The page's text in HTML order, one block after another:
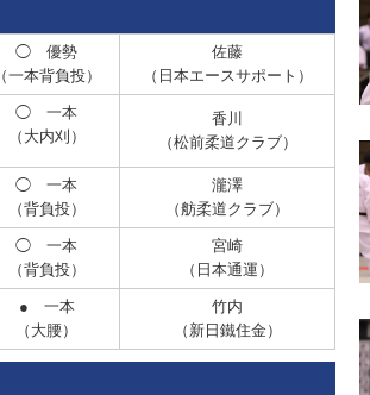
◯ 優勢
（一本背負投）
佐藤
（日本エースサポート）
◯ 一本
（大内刈）
香川
（松前柔道クラブ）
◯ 一本
（背負投）
瀧澤
（舫柔道クラブ）
◯ 一本
（背負投）
宮崎
（日本通運）
● 一本
（大腰）
竹内
（新日鐵住金）